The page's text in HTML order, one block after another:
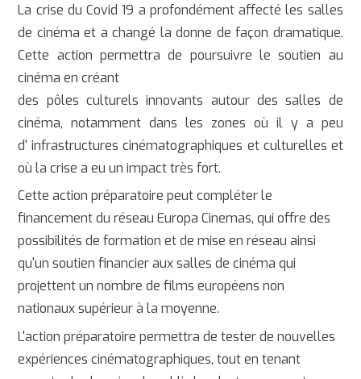
La crise du Covid 19 a profondément affecté les salles
de cinéma et a changé la donne de façon dramatique.
Cette action permettra de poursuivre le soutien au
cinéma en créant
des pôles culturels innovants autour des salles de
cinéma, notamment dans les zones où il y a peu
d' infrastructures cinématographiques et culturelles et
où la crise a eu un impact très fort.
Cette action préparatoire peut compléter le
financement du réseau Europa Cinemas, qui offre des
possibilités de formation et de mise en réseau ainsi
qu'un soutien financier aux salles de cinéma qui
projettent un nombre de films européens non
nationaux supérieur à la moyenne.
L'action préparatoire permettra de tester de nouvelles
expériences cinématographiques, tout en tenant